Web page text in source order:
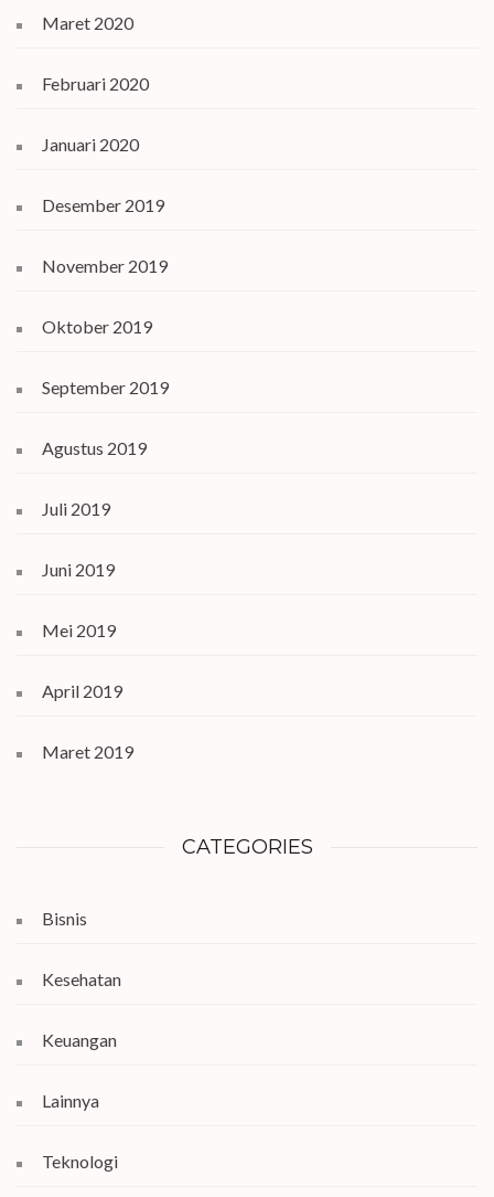
Maret 2020
Februari 2020
Januari 2020
Desember 2019
November 2019
Oktober 2019
September 2019
Agustus 2019
Juli 2019
Juni 2019
Mei 2019
April 2019
Maret 2019
CATEGORIES
Bisnis
Kesehatan
Keuangan
Lainnya
Teknologi